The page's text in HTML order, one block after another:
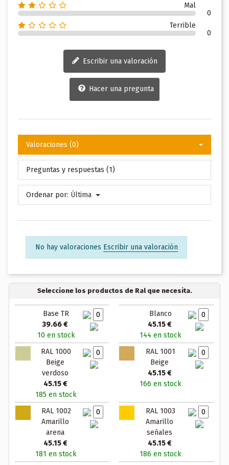
Mal
0
Terrible
0
Escribir una valoración
Hacer una pregunta
Valoraciones (0)
Preguntas y respuestas (1)
Ordenar por: Última
No hay valoraciones Escribir una valoración
Seleccione los productos de Ral que necesita.
Base TR
39.66 €
10 en stock
Blanco
45.15 €
144 en stock
RAL 1000
Beige
verdoso
45.15 €
185 en stock
RAL 1001
Beige
45.15 €
166 en stock
RAL 1002
Amarillo
arena
45.15 €
181 en stock
RAL 1003
Amarillo
señales
45.15 €
186 en stock